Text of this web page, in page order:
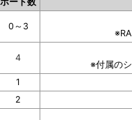
0～3
4
※付属の
1
2